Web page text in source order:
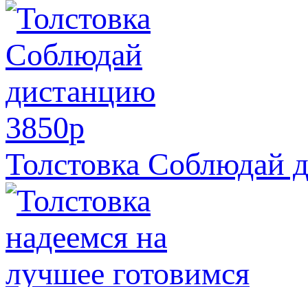
3850p
Толстовка Соблюдай